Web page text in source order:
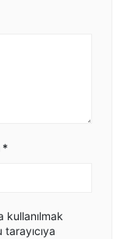
*
kullanılmak